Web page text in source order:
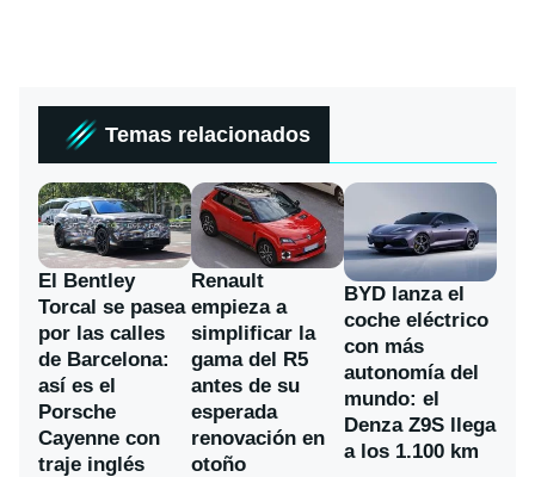
Temas relacionados
El Bentley
Torcal se pasea
por las calles
de Barcelona:
así es el
Porsche
Cayenne con
traje inglés
Renault
empieza a
simplificar la
gama del R5
antes de su
esperada
renovación en
otoño
BYD lanza el
coche eléctrico
con más
autonomía del
mundo: el
Denza Z9S llega
a los 1.100 km